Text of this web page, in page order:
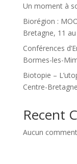
Un moment à
Biorégion :
Bretagne, 11
Conférences
Bormes-les-
Biotopie –
Centre-
Recent
Aucun